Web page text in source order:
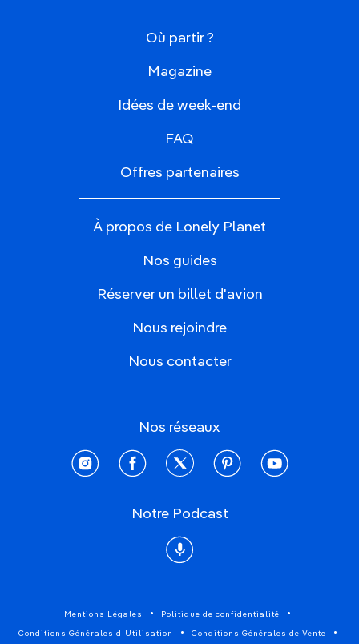
Où partir ?
Magazine
Idées de week-end
FAQ
Offres partenaires
À propos de Lonely Planet
Nos guides
Réserver un billet d'avion
Nous rejoindre
Nous contacter
Nos réseaux
instagramfacebooktwitter pinterestyoutube
Notre Podcast
Podcast
Mentions Légales Politique de confidentialité
Conditions Générales d'Utilisation Conditions Générales de Vente